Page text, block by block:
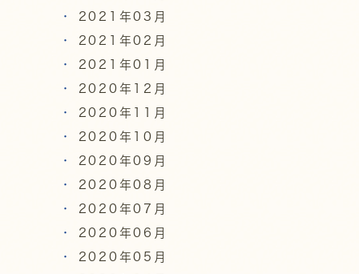
2021年03月
2021年02月
2021年01月
2020年12月
2020年11月
2020年10月
2020年09月
2020年08月
2020年07月
2020年06月
2020年05月